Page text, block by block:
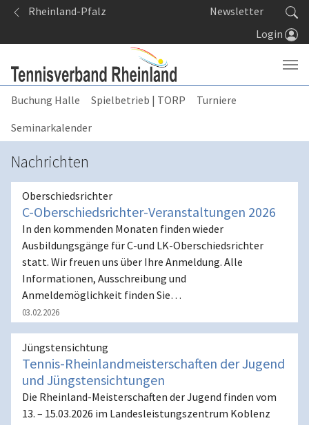
Springe zum Seiteninhalt
Rheinland-Pfalz
Newsletter
Login
Buchung Halle Spielbetrieb | TORP
Turniere
Seminarkalender
Nachrichten
Oberschiedsrichter
C-Oberschiedsrichter-Veranstaltungen 2026
In den kommenden Monaten finden wieder
Ausbildungsgänge für C-und LK-Oberschiedsrichter
statt. Wir freuen uns über Ihre Anmeldung. Alle
Informationen, Ausschreibung und
Anmeldemöglichkeit finden Sie…
03.02.2026
Jüngstensichtung
Tennis-Rheinlandmeisterschaften der Jugend
und Jüngstensichtungen
Die Rheinland-Meisterschaften der Jugend finden vom
13. – 15.03.2026 im Landesleistungszentrum Koblenz